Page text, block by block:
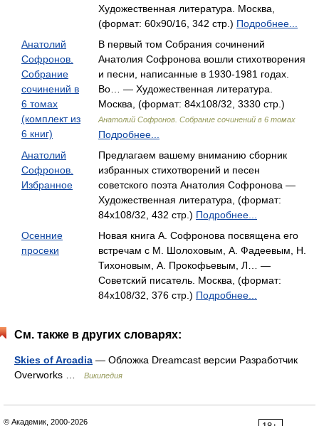
Художественная литература. Москва,
(формат: 60x90/16, 342 стр.) Подробнее...
Анатолий
Софронов.
Собрание
сочинений в
6 томах
(комплект из
6 книг)
В первый том Собрания сочинений
Анатолия Софронова вошли стихотворения
и песни, написанные в 1930-1981 годах.
Во… — Художественная литература.
Москва, (формат: 84x108/32, 3330 стр.)
Анатолий Софронов. Собрание сочинений в 6 томах
Подробнее...
Анатолий
Софронов.
Избранное
Предлагаем вашему вниманию сборник
избранных стихотворений и песен
советского поэта Анатолия Софронова —
Художественная литература, (формат:
84x108/32, 432 стр.) Подробнее...
Осенние
просеки
Новая книга А. Софронова посвящена его
встречам с М. Шолоховым, А. Фадеевым, Н.
Тихоновым, А. Прокофьевым, Л… —
Советский писатель. Москва, (формат:
84x108/32, 376 стр.) Подробнее...
См. также в других словарях:
Skies of Arcadia — Обложка Dreamcast версии Разработчик
Overworks …
Википедия
© Академик, 2000-2026